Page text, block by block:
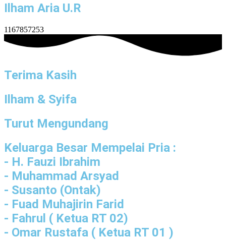
Ilham Aria U.R
1167857253
Terima Kasih
Ilham & Syifa
Turut Mengundang
Keluarga Besar Mempelai Pria :
- H. Fauzi Ibrahim
- Muhammad Arsyad
- Susanto (Ontak)
- Fuad Muhajirin Farid
- Fahrul ( Ketua RT 02)
- Omar Rustafa ( Ketua RT 01 )